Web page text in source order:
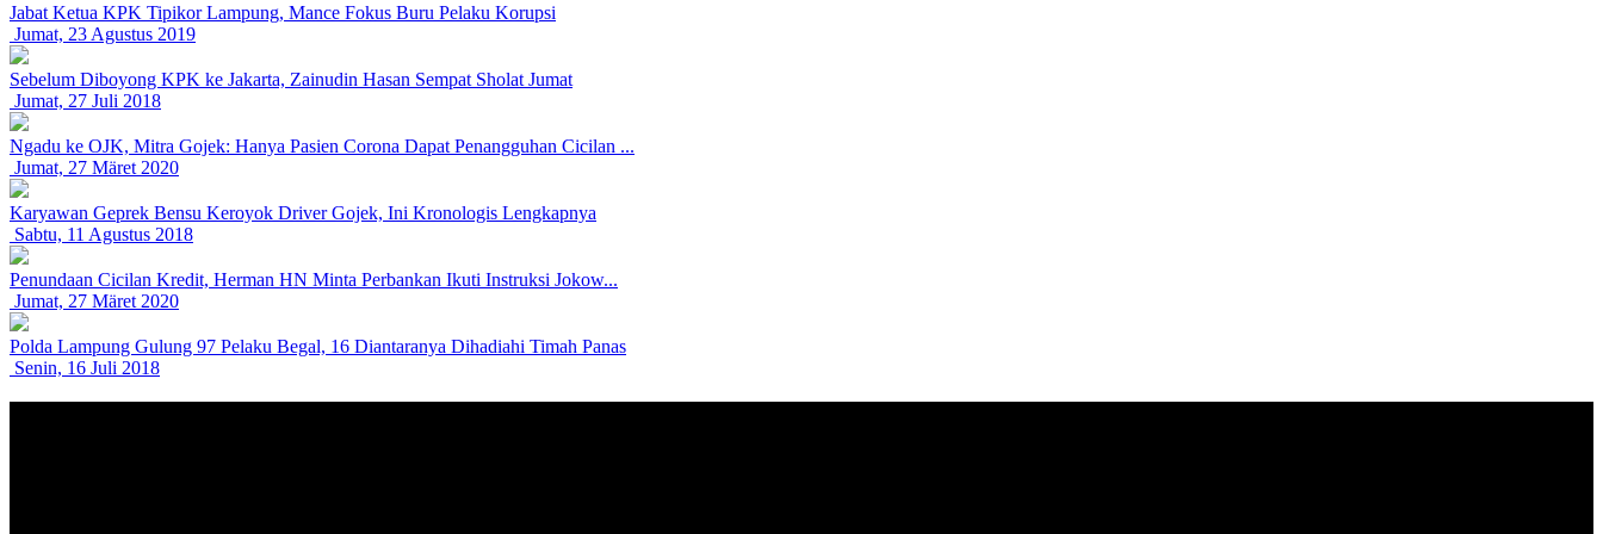
Jabat Ketua KPK Tipikor Lampung, Mance Fokus Buru Pelaku Korupsi
Jumat, 23 Agustus 2019
Sebelum Diboyong KPK ke Jakarta, Zainudin Hasan Sempat Sholat Jumat
Jumat, 27 Juli 2018
Ngadu ke OJK, Mitra Gojek: Hanya Pasien Corona Dapat Penangguhan Cicilan ...
Jumat, 27 Märet 2020
Karyawan Geprek Bensu Keroyok Driver Gojek, Ini Kronologis Lengkapnya
Sabtu, 11 Agustus 2018
Penundaan Cicilan Kredit, Herman HN Minta Perbankan Ikuti Instruksi Jokow...
Jumat, 27 Märet 2020
Polda Lampung Gulung 97 Pelaku Begal, 16 Diantaranya Dihadiahi Timah Panas
Senin, 16 Juli 2018